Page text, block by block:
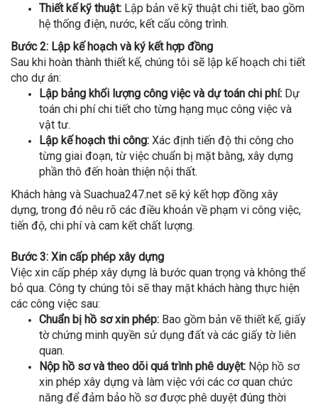
Thiết kế kỹ thuật: Lập bản vẽ kỹ thuật chi tiết, bao gồm
hệ thống điện, nước, kết cấu công trình.
Bước 2: Lập kế hoạch và ký kết hợp đồng
Sau khi hoàn thành thiết kế, chúng tôi sẽ lập kế hoạch chi tiết
cho dự án:
Lập bảng khối lượng công việc và dự toán chi phí: Dự
toán chi phí chi tiết cho từng hạng mục công việc và
vật tư.
Lập kế hoạch thi công: Xác định tiến độ thi công cho
từng giai đoạn, từ việc chuẩn bị mặt bằng, xây dựng
phần thô đến hoàn thiện nội thất.
Khách hàng và Suachua247.net sẽ ký kết hợp đồng xây
dựng, trong đó nêu rõ các điều khoản về phạm vi công việc,
tiến độ, chi phí và cam kết chất lượng.
Bước 3: Xin cấp phép xây dựng
Việc xin cấp phép xây dựng là bước quan trọng và không thể
bỏ qua. Công ty chúng tôi sẽ thay mặt khách hàng thực hiện
các công việc sau:
Chuẩn bị hồ sơ xin phép: Bao gồm bản vẽ thiết kế, giấy
tờ chứng minh quyền sử dụng đất và các giấy tờ liên
quan.
Nộp hồ sơ và theo dõi quá trình phê duyệt: Nộp hồ sơ
xin phép xây dựng và làm việc với các cơ quan chức
năng để đảm bảo hồ sơ được phê duyệt đúng thời